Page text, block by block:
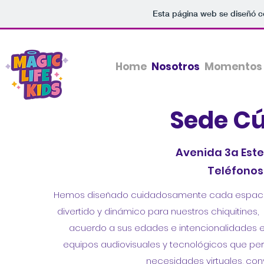
Esta página web se diseñó
Home Nosotros
Sede
Avenida 3a
Hemos diseñado cuidadosamente cada
divertido y dinámico para nuestros
acuerdo a sus edades e intencionalidades
equipos audiovisuales y tecnológicos que
necesidades virtuales,